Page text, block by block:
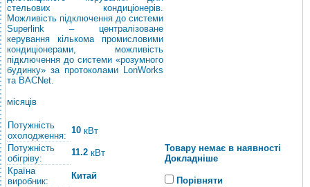
стельових кондиціонерів.
Можливість підключення до системи
Superlink – централізоване
керування кількома промисловими
кондиціонерами, можливість
підключення до системи «розумного
будинку» за протоколами LonWorks
та BACNet.
місяців
Потужність
охолодження:
10 кВт
Потужність
обігріву:
11.2 кВт
Країна
виробник:
Китай
Товару немає в наявності
Докладніше
Порівняти